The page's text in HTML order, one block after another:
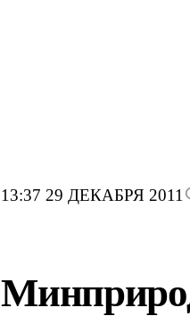
13:37 29 ДЕКАБРЯ 2011